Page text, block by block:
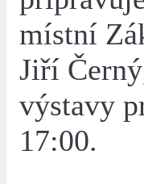
místní
Jiří
výstavy
17:00.